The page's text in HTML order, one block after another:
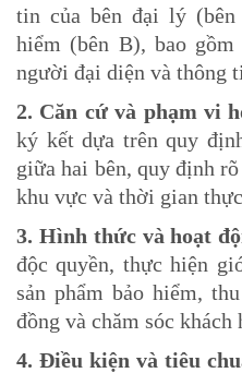
tin của bên đại lý (bên
hiểm (bên B), bao
người đại diện và thông
2. Căn cứ và phạm vi
ký kết dựa trên quy
giữa hai bên, quy định
khu vực và thời gian
3. Hình thức và hoạt
độc quyền, thực hiện
sản phẩm bảo hiểm,
đồng và chăm sóc khách
4. Điều kiện và tiêu